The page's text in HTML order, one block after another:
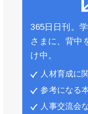
365日日刊。
さまに、背中
け中。
人材育成に
参考になる
人事交流会